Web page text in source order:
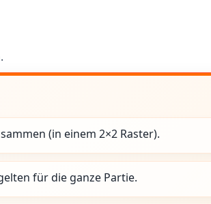
(in einem 2×2 Raster).
für die ganze Partie.